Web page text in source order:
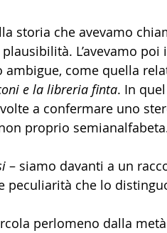
storia che avevamo
L’avevamo poi
come quella
e la libreria finta. In
a confermare uno
proprio
– siamo davanti a un
peculiarità che lo
perlomeno dalla